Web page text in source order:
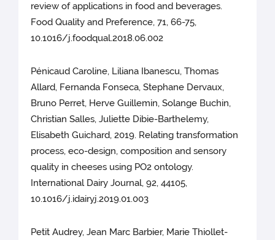
review of applications in food and beverages.
Food Quality and Preference, 71, 66-75,
10.1016/j.foodqual.2018.06.002
Pénicaud Caroline, Liliana Ibanescu, Thomas
Allard, Fernanda Fonseca, Stephane Dervaux,
Bruno Perret, Herve Guillemin, Solange Buchin,
Christian Salles, Juliette Dibie-Barthelemy,
Elisabeth Guichard, 2019. Relating transformation
process, eco-design, composition and sensory
quality in cheeses using PO2 ontology.
International Dairy Journal, 92, 44105,
10.1016/j.idairyj.2019.01.003
Petit Audrey, Jean Marc Barbier, Marie Thiollet-